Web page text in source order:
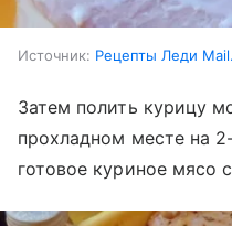
Источник: Рецепты Леди
Затем полить курицу
прохладном месте на
готовое куриное